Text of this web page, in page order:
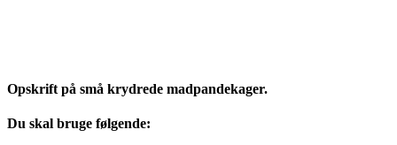
Opskrift på små krydrede madpandekager.
Du skal bruge følgende: